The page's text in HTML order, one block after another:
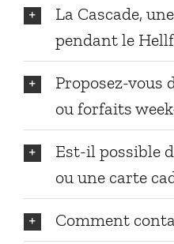
La Cascade,
pendant le
Proposez-vous
ou forfaits
Est-il possible
ou une carte
Comment